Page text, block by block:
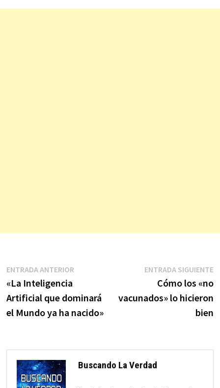
Navegación
de
entradas
ENTRADA ANTERIOREntrada
«La Inteligencia
Artificial que dominará
el Mundo ya ha nacido»
ENTRADA SIGUIENTE
Cómo los «no
vacunados» lo hicieron
bien
Buscando La Verdad